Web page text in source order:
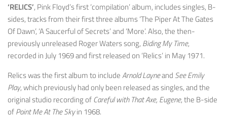
‘RELICS’, Pink Floyd’s first ‘compilation’ album, includes singles, B-
sides, tracks from their first three albums ‘The Piper At The Gates
Of Dawn’, ‘A Saucerful of Secrets’ and ‘More’. Also, the then-
previously unreleased Roger Waters song, Biding My Time,
recorded in July 1969 and first released on ‘Relics’ in May 1971.
Relics was the first album to includeArnold Layneand See Emily
Play, which previously had only been released as singles, and the
original studio recording ofCareful with That Axe, Eugene, the B-side
ofPoint Me At The Skyin 1968.